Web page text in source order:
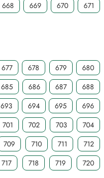
668 669 670
671
677 678 679
680
685 686 687
688
693 694 695
696
701 702 703
704
709 710 711
712
717 718 719
720